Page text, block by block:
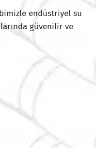
endüstriyel su
güvenilir ve